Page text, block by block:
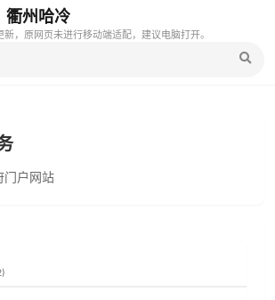
衢州哈冷
，原网页未进行移动端适配，建议电脑打开。
门户网站